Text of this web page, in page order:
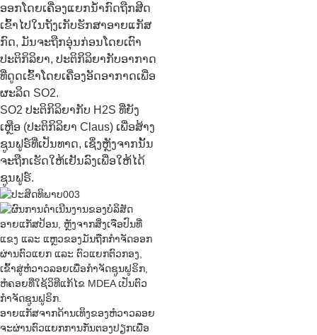
ອອກໂດຍເຄື່ອງແຍກນໍ້າກົດຖືກສີດ
ເຂົ້າໄປໃນຖັງເກັບຮັກສາອາຍແກັສ
ກົດ, ມັນຈະຖືກອຸ່ນກ່ອນໂດຍເຕົາ
ປະຕິກິລິຍາ, ປະຕິກິລິຍາກັບອາກາດ
ທີ່ດູດເຂົ້າໂດຍເຄື່ອງອັດອາກາດເພື່ອ
ຜະລິດ SO2.
SO2 ປະຕິກິລິຍາກັບ H2S ທີ່ຍັງ
ເຫຼືອ (ປະຕິກິລິຍາ Claus) ເພື່ອສ້າງ
ຊູນຟູຣ໌ທີ່ເປັນທາດ, ເຊິ່ງຫຼັງຈາກນັ້ນ
ຈະຖືກເຮັດໃຫ້ເຢັນລົງເພື່ອໃຫ້ໄດ້
ຊູນຟູຣ໌.
ອາຍແກັສປ້ອນ, ຫຼັງຈາກສິ່ງເຈືອປົນທີ່
ແຂງ ແລະ ແຫຼວຂອງມັນຖືກກຳຈັດອອກ
ຜ່ານຕົວແຍກ ແລະ ຕົວແຍກຕົວກອງ,
ເຂົ້າສູ່ຫໍວາວລອຍເພື່ອກຳຈັດຊູນຟູຣິກ,
ຫໍຄອຍທີ່ໃຊ້ວິທີແກ້ໄຂ MDEA ເປັນຕົວ
ກຳຈັດຊູນຟູຣິກ.
ອາຍແກັສຈາກດ້ານເທິງຂອງຫໍວາວລອຍ
ຈະຜ່ານຕົວແຍກການກັ່ນຕອງປຽກເພື່ອ